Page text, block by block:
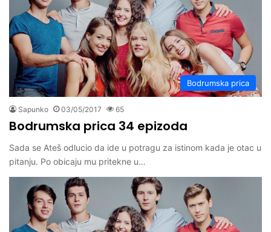
Bodrumska prica
Sapunko 03/05/2017 65
Bodrumska prica 34 epizoda
Sada se Ateš odlucio da ide u potragu za istinom kada je otac u
pitanju. Po obicaju mu pritekne u…